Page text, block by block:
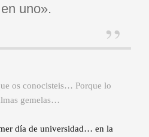
uno».
os conocisteis… Porque lo
gemelas…
día de universidad… en la